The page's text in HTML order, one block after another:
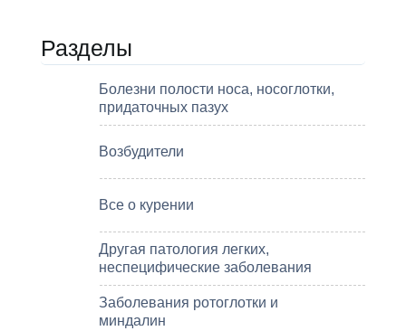
Разделы
Болезни полости носа, носоглотки,
придаточных пазух
Возбудители
Все о курении
Другая патология легких,
неспецифические заболевания
Заболевания ротоглотки и
миндалин